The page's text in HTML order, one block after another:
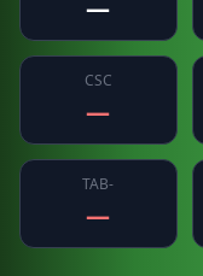
—
CSC
—
TAB-
—